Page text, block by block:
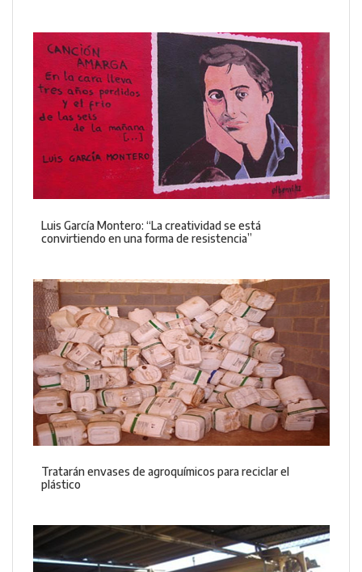
Luis García Montero: “La creatividad se está
convirtiendo en una forma de resistencia”
Tratarán envases de agroquímicos para reciclar el
plástico